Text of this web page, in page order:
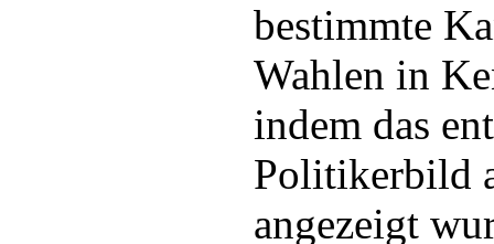
bestimmte
Wahlen in
indem das
Politikerbild
angezeigt